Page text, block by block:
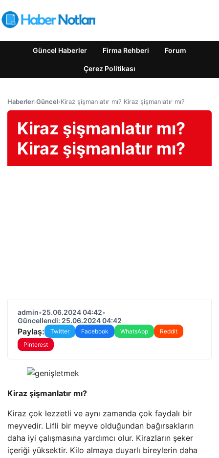
Güncel Haberler Firma Rehberi Forum
Çerez Politikası
Haberler›Güncel›Kiraz şişmanlatır mı? Kiraz şişmanlatır mı?
Kiraz şişmanlatır mı?
Kiraz şişmanlatır mı?
admin•25.06.2024 04:42•
Güncellendi: 25.06.2024 04:42
Paylaş: Twitter Facebook WhatsApp
Reddit
Pinterest
Kiraz şişmanlatır mı?
Kiraz çok lezzetli ve aynı zamanda çok faydalı bir
meyvedir. Lifli bir meyve olduğundan bağırsakların
daha iyi çalışmasına yardımcı olur. Kirazların şeker
içeriği yüksektir. Kilo almaya duyarlı bireylerin daha